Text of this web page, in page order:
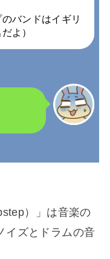
バンドはイギリ
よ）
）」は音楽の
イズとドラムの音